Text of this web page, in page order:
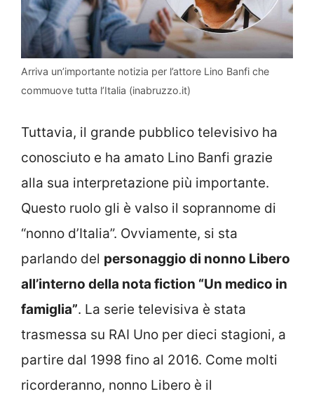
Arriva un’importante notizia per l’attore Lino Banfi che
commuove tutta l’Italia (inabruzzo.it)
Tuttavia, il grande pubblico televisivo ha
conosciuto e ha amato Lino Banfi grazie
alla sua interpretazione più importante.
Questo ruolo gli è valso il soprannome di
“nonno d’Italia”. Ovviamente, si sta
parlando del personaggio di nonno Libero
all’interno della nota fiction “Un medico in
famiglia”. La serie televisiva è stata
trasmessa su RAI Uno per dieci stagioni, a
partire dal 1998 fino al 2016. Come molti
ricorderanno, nonno Libero è il